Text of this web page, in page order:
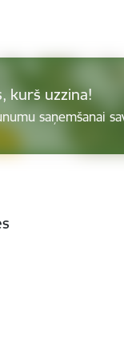
kurš uzzina!
saņemšanai